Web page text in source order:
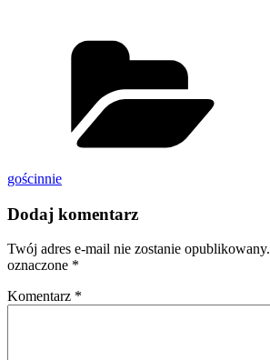
gościnnie
Dodaj komentarz
Twój adres e-mail nie zostanie opublikowany.
oznaczone *
Komentarz *